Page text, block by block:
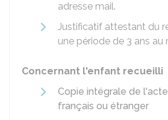
adresse mail.
Justificatif attestant du
une période de 3 ans au
Concernant l'enfant recueilli
Copie intégrale de
français ou étranger